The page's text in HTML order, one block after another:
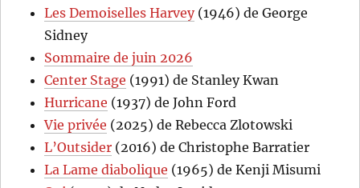
Les Demoiselles Harvey(1946) de George
Sidney
Sommaire de juin 2026
Center Stage (1991) de Stanley Kwan
Hurricane (1937) de John Ford
Vie privée (2025) de Rebecca Zlotowski
L’Outsider (2016) de Christophe Barratier
La Lame diabolique (1965) de Kenji Misumi